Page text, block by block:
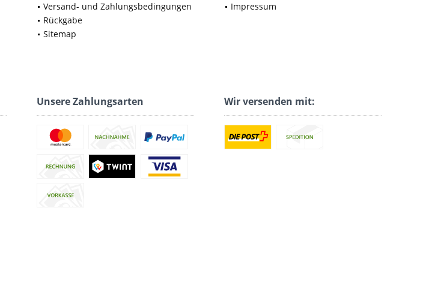
Versand- und Zahlungsbedingungen
Rückgabe
Sitemap
Impressum
Unsere Zahlungsarten Wir versenden mit: